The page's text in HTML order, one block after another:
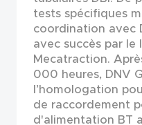
tests spécifiques
coordination avec
avec succès par le
Mecatraction.
000 heures, DNV
l’homologation
de raccordement
d'alimentation BT